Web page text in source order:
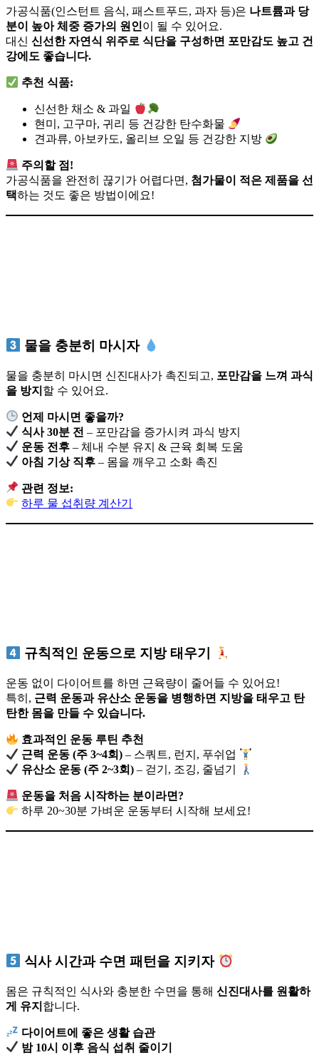
가공식품(인스턴트 음식, 패스트푸드, 과자 등)은 나트륨과 당
분이 높아 체중 증가의 원인이 될 수 있어요.
대신 신선한 자연식 위주로 식단을 구성하면 포만감도 높고 건
강에도 좋습니다.
추천 식품:
신선한 채소 & 과일
현미, 고구마, 귀리 등 건강한 탄수화물
견과류, 아보카도, 올리브 오일 등 건강한 지방
주의할 점!
가공식품을 완전히 끊기가 어렵다면, 첨가물이 적은 제품을 선
택하는 것도 좋은 방법이에요!
물을 충분히 마시자
물을 충분히 마시면 신진대사가 촉진되고, 포만감을 느껴 과식
을 방지 할 수 있어요.
언제 마시면 좋을까?
식사 30분 전 – 포만감을 증가시켜 과식 방지
운동 전후 – 체내 수분 유지 & 근육 회복 도움
아침 기상 직후 – 몸을 깨우고 소화 촉진
관련 정보:
하루 물 섭취량 계산기
규칙적인 운동으로 지방 태우기
운동 없이 다이어트를 하면 근육량이 줄어들 수 있어요!
특히, 근력 운동과 유산소 운동을 병행하면 지방을 태우고 탄
탄한 몸을 만들 수 있습니다.
효과적인 운동 루틴 추천
근력 운동 (주 3~4회) – 스쿼트, 런지, 푸쉬업
유산소 운동 (주 2~3회) – 걷기, 조깅, 줄넘기
운동을 처음 시작하는 분이라면?
하루 20~30분 가벼운 운동부터 시작해 보세요!
식사 시간과 수면 패턴을 지키자
몸은 규칙적인 식사와 충분한 수면을 통해 신진대사를 원활하
게 유지 합니다.
다이어트에 좋은 생활 습관
밤 10시 이후 음식 섭취 줄이기